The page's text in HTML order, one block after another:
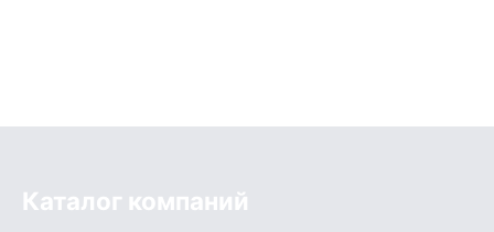
Каталог компаний